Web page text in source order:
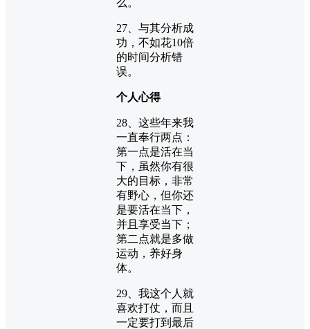
27、与其分析成
功，不如花10倍
的时间分析错
误。
个人心得
28、这些年来我
一直奉行两点：
第一点是活在当
下，虽然你有很
大的目标，非常
有野心，但你还
是要活在当下，
并且享受当下；
第二点就是多做
运动，养好身
体。
29、我这个人就
喜欢打仗，而且
一定要打到最后